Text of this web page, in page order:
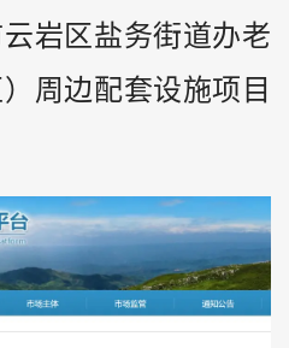
岩区盐务街道办老
周边配套设施项目